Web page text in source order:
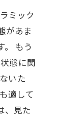
ミック
があま
。 もう
態に関
いた
適して
、見た